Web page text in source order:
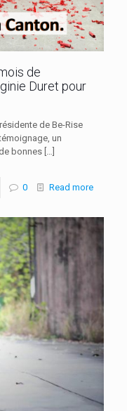
de
Duret pour
de Be-Rise
un
bonnes […]
0 Read more